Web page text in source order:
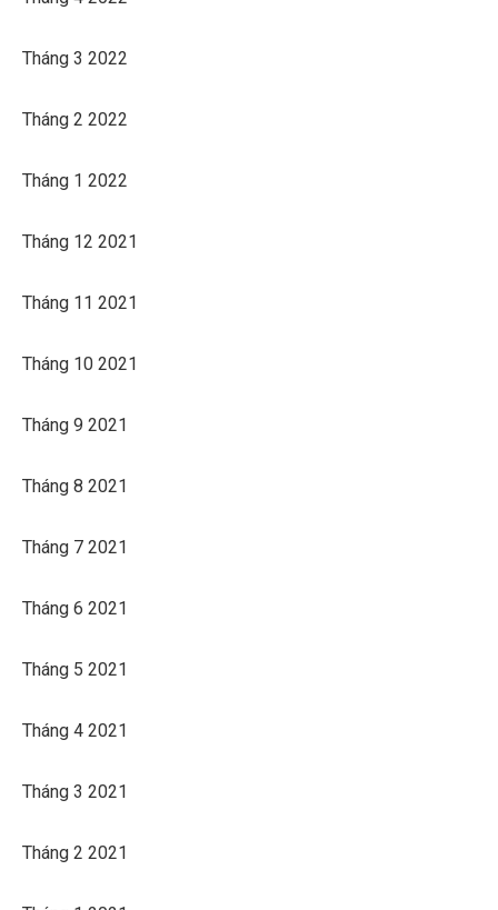
Tháng 3 2022
Tháng 2 2022
Tháng 1 2022
Tháng 12 2021
Tháng 11 2021
Tháng 10 2021
Tháng 9 2021
Tháng 8 2021
Tháng 7 2021
Tháng 6 2021
Tháng 5 2021
Tháng 4 2021
Tháng 3 2021
Tháng 2 2021